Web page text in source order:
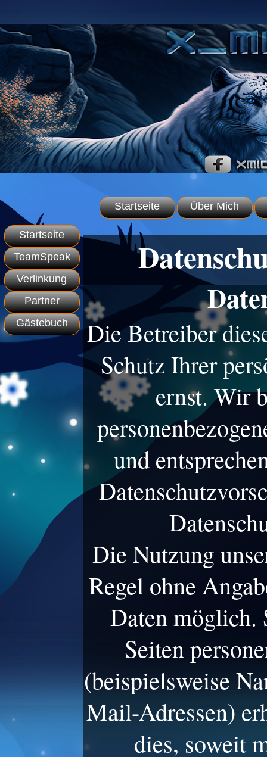
Startseite Über Mich
Startseite
TeamSpeak
Verlinkung
Partner
Gästebuch
Die Betreiber
Schutz Ihrer
ernst. Wir
und
Die Nutzung
Regel ohne
Daten möglich.
Seiten
(beispielsweise
Mail-Adressen)
dies, soweit